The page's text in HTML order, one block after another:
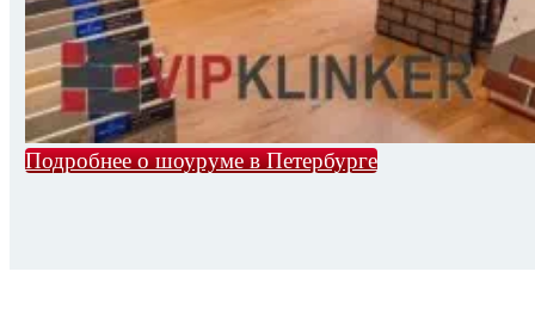
Подробнее о шоуруме в Петербурге